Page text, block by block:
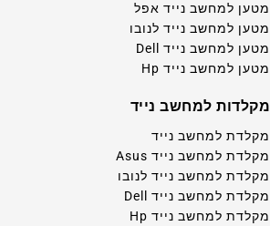
מטען למחשב נייד אפל
מטען למחשב נייד לנובו
מטען למחשב נייד Dell
מטען למחשב נייד Hp
מקלדות למחשב נייד
מקלדת למחשב נייד
מקלדת למחשב נייד Asus
מקלדת למחשב נייד לנובו
מקלדת למחשב נייד Dell
מקלדת למחשב נייד Hp